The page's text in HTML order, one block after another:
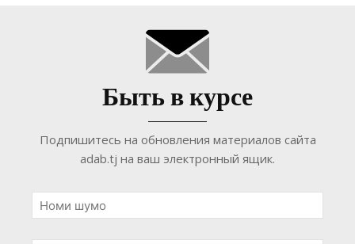
Быть в курсе
Подпишитесь на обновления материалов сайта
adab.tj на ваш электронный ящик.